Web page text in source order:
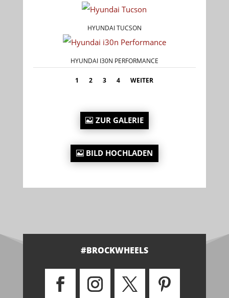
HYUNDAI TUCSON
HYUNDAI I30N PERFORMANCE
1 2 3 4 WEITER
ZUR GALERIE
BILD HOCHLADEN
#BROCKWHEELS